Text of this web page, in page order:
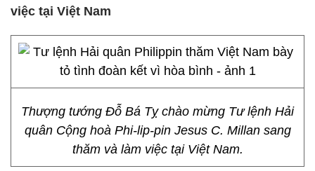
việc tại Việt Nam
Thượng tướng Đỗ Bá Tỵ chào mừng Tư lệnh Hải
quân Cộng hoà Phi-lip-pin Jesus C. Millan sang
thăm và làm việc tại Việt Nam.